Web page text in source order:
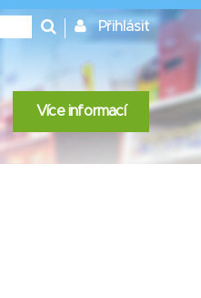
Přihlásit
Více informací